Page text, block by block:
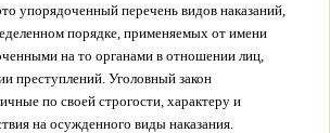
упорядоченный перечень видов наказаний,
порядке, применяемых от имени
на то органами в отношении лиц,
преступлений. Уголовный закон
по своей строгости, характеру и
на осужденного виды наказания.